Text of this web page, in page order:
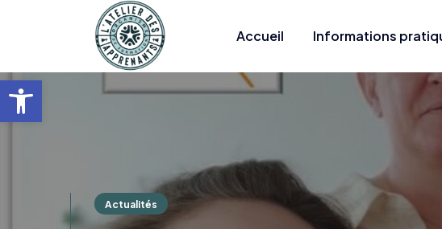
Ouvrir la barre d’outils
Accueil Informations
Contact
Actualités